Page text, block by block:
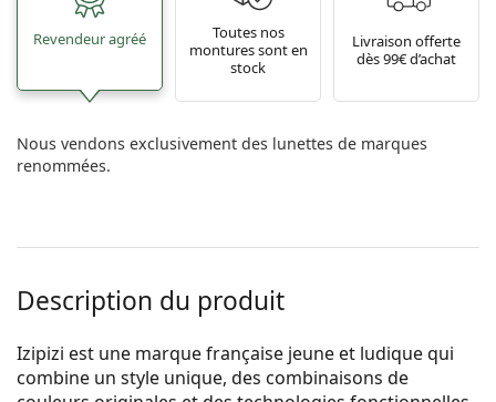
Revendeur agréé
Toutes nos
montures sont en
stock
Livraison offerte
dès 99€ d’achat
Nous vendons exclusivement des lunettes de marques
renommées.
Description du produit
Izipizi est une marque française jeune et ludique qui
combine un style unique, des combinaisons de